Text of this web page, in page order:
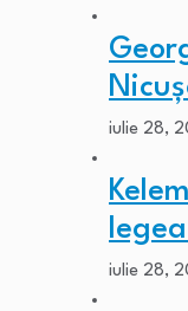
iulie 28,
iulie 28,